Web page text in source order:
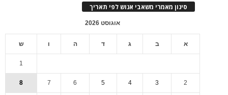
סינון מאמרי משאבי אנוש לפי תאריך
אוגוסט 2026
א ב ג ד ה ו ש
1
2
3
4
5
6
7
8